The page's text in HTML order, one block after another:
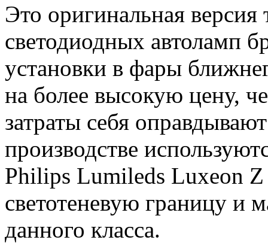
Это оригинальная версия
светодиодных автоламп
установки в фары
на более высокую цену,
затраты себя
производстве
Philips Lumileds Luxeon
светотеневую границу и
данного класса.